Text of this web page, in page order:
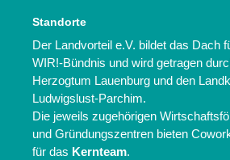
Standorte
Der Landvorteil e.V. bildet das Dach
WIR!-Bündnis und wird getragen
Herzogtum Lauenburg und den
Ludwigslust-Parchim.
Die jeweils zugehörigen
und Gründungszentren bieten
für das Kernteam.